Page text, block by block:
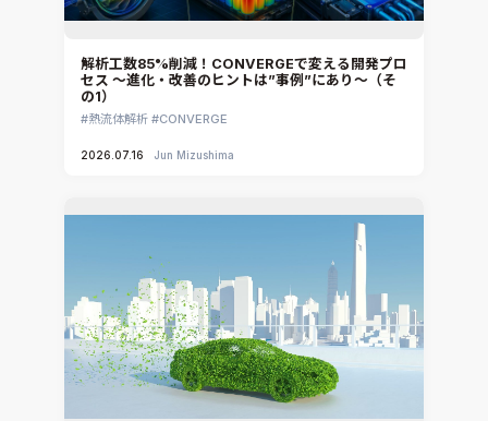
解析工数85%削減！CONVERGEで変える開発プロ
セス ～進化・改善のヒントは”事例”にあり～（そ
の1）
熱流体解析 CONVERGE
2026.07.16 Jun Mizushima